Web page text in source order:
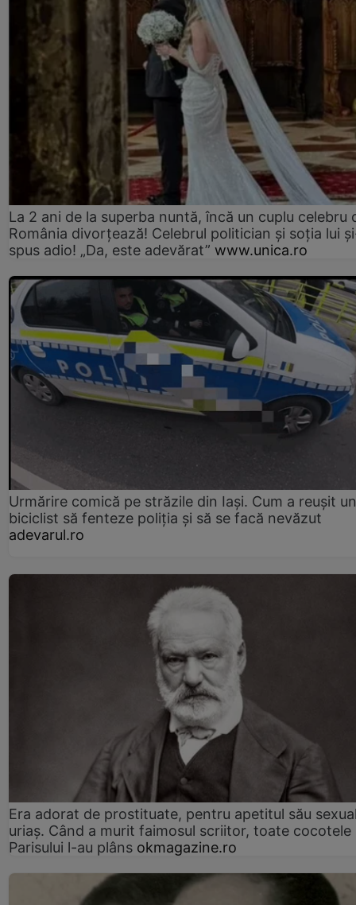
La 2 ani de la superba nuntă, încă un cuplu celebru
România divorțează! Celebrul politician și soția lui
spus adio! „Da, este adevărat” www.unica.ro
Urmărire comică pe străzile din Iași. Cum a reușit un
biciclist să fenteze poliția și să se facă nevăzut
adevarul.ro
Era adorat de prostituate, pentru apetitul său
uriaș. Când a murit faimosul scriitor, toate cocotele
Parisului l-au plâns okmagazine.ro